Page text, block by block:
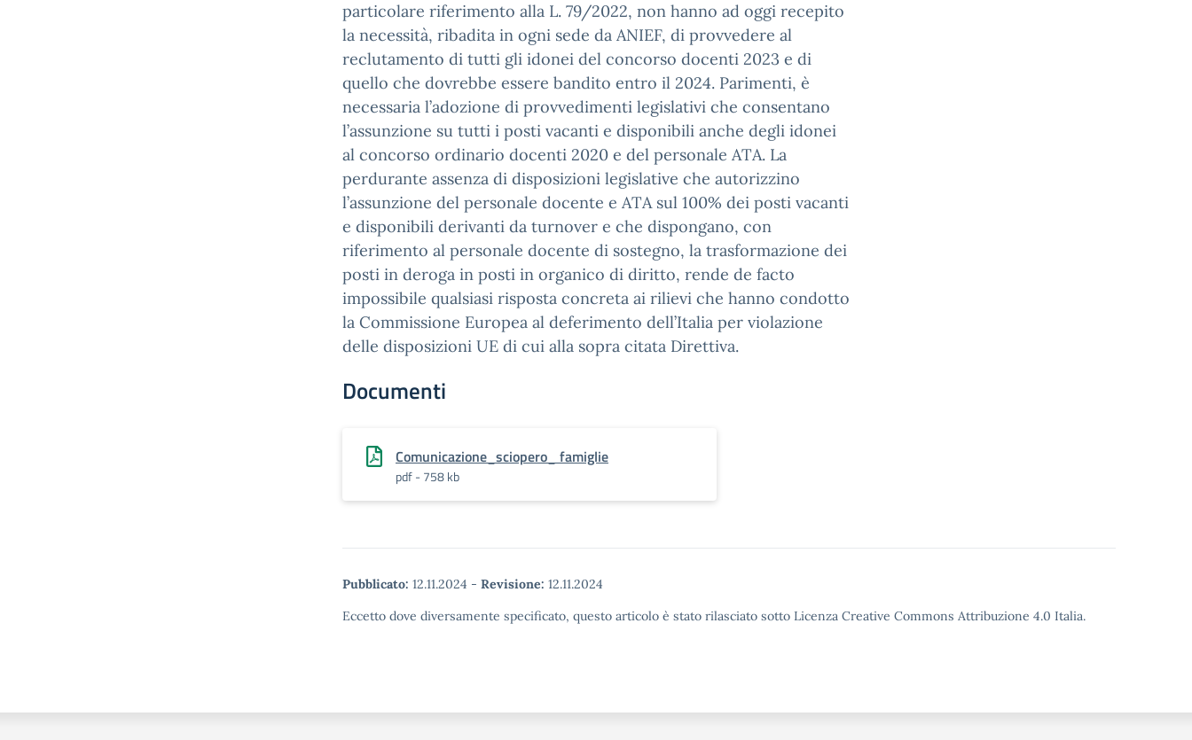
particolare riferimento alla L. 79/2022, non hanno ad oggi recepito
la necessità, ribadita in ogni sede da ANIEF, di provvedere al
reclutamento di tutti gli idonei del concorso docenti 2023 e di
quello che dovrebbe essere bandito entro il 2024. Parimenti, è
necessaria l’adozione di provvedimenti legislativi che consentano
l’assunzione su tutti i posti vacanti e disponibili anche degli idonei
al concorso ordinario docenti 2020 e del personale ATA. La
perdurante assenza di disposizioni legislative che autorizzino
l’assunzione del personale docente e ATA sul 100% dei posti vacanti
e disponibili derivanti da turnover e che dispongano, con
riferimento al personale docente di sostegno, la trasformazione dei
posti in deroga in posti in organico di diritto, rende de facto
impossibile qualsiasi risposta concreta ai rilievi che hanno condotto
la Commissione Europea al deferimento dell’Italia per violazione
delle disposizioni UE di cui alla sopra citata Direttiva.
Documenti
Comunicazione_sciopero_ famiglie
pdf - 758 kb
Pubblicato: 12.11.2024 - Revisione: 12.11.2024
Eccetto dove diversamente specificato, questo articolo è stato rilasciato sotto Licenza Creative Commons Attribuzione 4.0 Italia.